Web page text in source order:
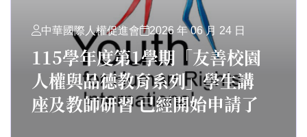
中華國際人權促進會 2026 年 06 月 24 日
115學年度第1學期「友善校園
人權與品德教育系列」學生講
座及教師研習 已經開始申請了